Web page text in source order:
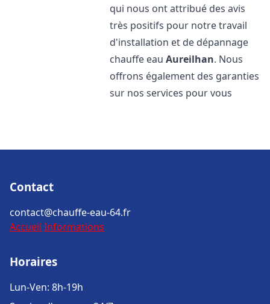
qui nous ont attribué des avis
très positifs pour notre travail
d'installation et de dépannage
chauffe eauAureilhan. Nous
offrons également des garanties
sur nos services pour vous
Contact
contact@chauffe-eau-64.fr
Accueil Informations
Horaires
Lun-Ven: 8h-19h